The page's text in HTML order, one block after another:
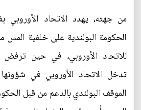
من جهته، يهدد الاتحاد
الحكومة البولندية على خلفية المس
للاتحاد الأوروبي، في حين ترفض
تدخل الاتحاد الأوروبي في
الموقف البولندي بالدعم من قبل